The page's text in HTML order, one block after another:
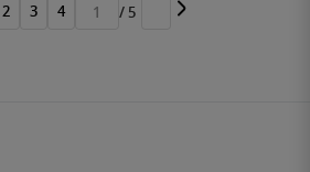
2 3 4
Přejít
/ 5